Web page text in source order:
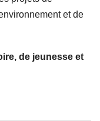
et de
de jeunesse et